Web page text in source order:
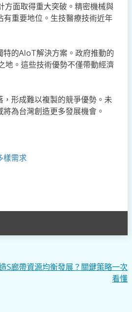
方面取得重大突破。精密機械與
重要地位。生技醫療技術近年
的AIoT解決方案。政府推動的
地。這些技術優勢不僅帶動經濟
形成難以複製的競爭優勢。未
為台灣創造更多發展機會。
樣需求
S廊帶資源均衡發展？關鍵策略一次
看懂